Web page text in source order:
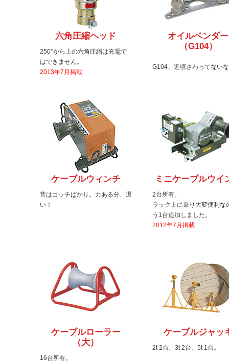
六角圧縮ヘッド
250°から上の六角圧縮は充電で
はできません。
2013年7月掲載
オイルベンダー
（G104）
G104、近頃さわってない
ケーブルウィンチ
昔はコッチばかり。力ある分、遅
い！
ミニケーブルウイ
2台所有。
ラック上に乗り大変便利な
う1台追加しました。
2012年7月掲載
ケーブルローラー
（大）
16台所有。
ケーブルジャッ
2t 2台、3t 2台、5t 1台。